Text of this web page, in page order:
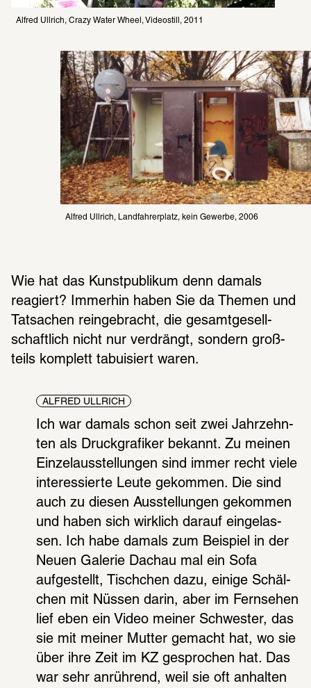
Alfred Ullrich, Crazy Water Wheel, Videostill, 2011
Alfred Ullrich, Landfahrerplatz, kein Gewerbe, 2006
Wie hat das Kunst­pu­bli­kum denn damals
reagiert? Immer­hin haben Sie da Themen und
Tatsa­chen rein­ge­bracht, die gesamt­ge­sell­
schaft­lich nicht nur verdrängt, sondern groß­
teils komplett tabui­siert waren.
ALFRED ULLRICH
Ich war damals schon seit zwei Jahr­zehn­
ten als Druck­gra­fi­ker bekannt. Zu meinen
Einzel­aus­stel­lun­gen sind immer recht viele
inter­es­sierte Leute gekom­men. Die sind
auch zu diesen Ausstel­lun­gen gekom­men
und haben sich wirk­lich darauf einge­las­
sen. Ich habe damals zum Beispiel in der
Neuen Gale­rie Dachau mal ein Sofa
aufge­stellt, Tisch­chen dazu, einige Schäl­
chen mit Nüssen darin, aber im Fern­se­hen
lief eben ein Video meiner Schwes­ter, das
sie mit meiner Mutter gemacht hat, wo sie
über ihre Zeit im KZ gespro­chen hat. Das
war sehr anrüh­rend, weil sie oft anhal­ten